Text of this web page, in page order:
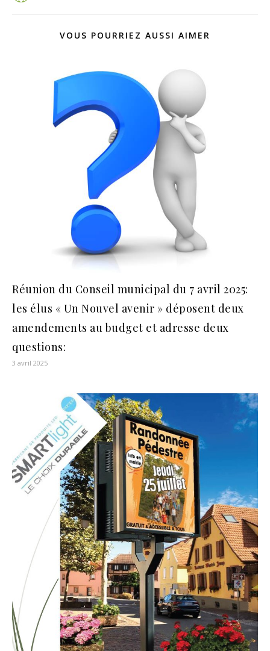
VOUS POURRIEZ AUSSI AIMER
Réunion du Conseil municipal du 7 avril 2025:
les élus « Un Nouvel avenir » déposent deux
amendements au budget et adresse deux
questions:
3 avril 2025